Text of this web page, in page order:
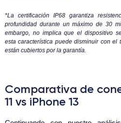
*La certificación IP68 garantiza
profundidad durante un máximo de 30
embargo, no implica que el dispositivo
esta característica puede disminuir con
están cubiertos por la garantía.
Comparativa de
11 vs iPhone 13